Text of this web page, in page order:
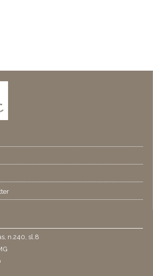
n.240, sl.8